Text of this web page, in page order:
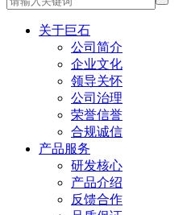
关于巨石
公司简介
企业文化
领导关怀
公司治理
荣誉信誉
合规诚信
产品服务
研发核心
产品介绍
反馈合作